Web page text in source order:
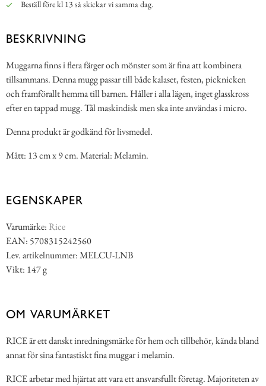
Beställ före kl 13 så skickar vi samma dag.
BESKRIVNING
Muggarna finns i flera färger och mönster som är fina att kombinera
tillsammans. Denna mugg passar till både kalaset, festen, picknicken
och framförallt hemma till barnen. Håller i alla lägen, inget glasskross
efter en tappad mugg. Tål maskindisk men ska inte användas i micro.
Denna produkt är godkänd för livsmedel.
Mått: 13 cm x 9 cm. Material: Melamin.
EGENSKAPER
Varumärke: Rice
EAN: 5708315242560
Lev. artikelnummer: MELCU-LNB
Vikt: 147 g
OM VARUMÄRKET
RICE är ett danskt inredningsmärke för hem och tillbehör, kända bland
annat för sina fantastiskt fina muggar i melamin.
RICE arbetar med hjärtat att vara ett ansvarsfullt företag. Majoriteten av